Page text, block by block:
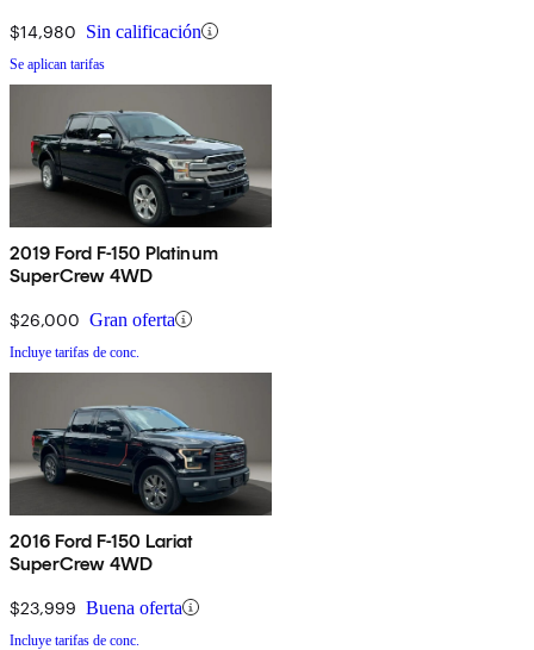
$14,980 Sin calificación
Se aplican tarifas
2019 Ford F-150 Platinum
SuperCrew 4WD
$26,000 Gran oferta
Incluye tarifas de conc.
2016 Ford F-150 Lariat
SuperCrew 4WD
$23,999 Buena oferta
Incluye tarifas de conc.